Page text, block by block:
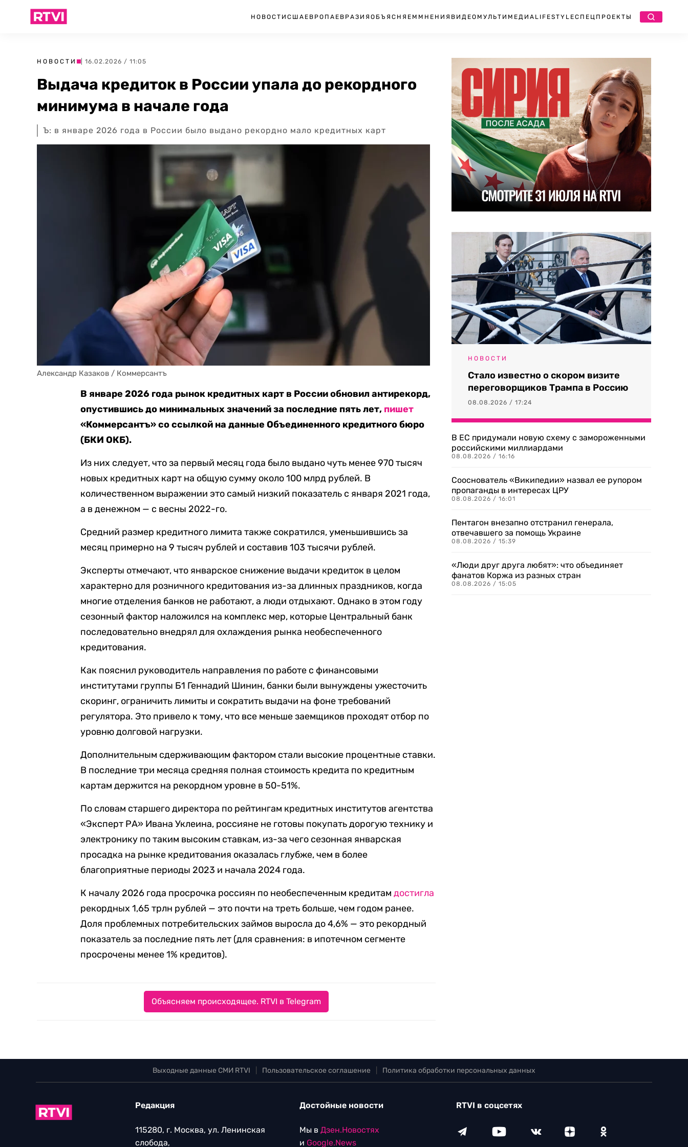
НОВОСТИ США ЕВРОПА ЕВРАЗИЯ ОБЪЯСНЯЕМ МНЕНИЯ ВИДЕО МУЛЬТИМЕДИА LIFESTYLEСПЕЦПРОЕКТЫ
НОВОСТИ | 16.02.2026 / 11:05
Выдача кредиток в России упала до рекордного
минимума в начале года
Ъ: в январе 2026 года в России было выдано рекордно мало кредитных карт
Александр Казаков / Коммерсантъ
В январе 2026 года рынок кредитных карт в России обновил антирекорд,
опустившись до минимальных значений за последние пять лет, пишет
«Коммерсантъ» со ссылкой на данные Объединенного кредитного бюро
(БКИ ОКБ).
Из них следует, что за первый месяц года было выдано чуть менее 970 тысяч
новых кредитных карт на общую сумму около 100 млрд рублей. В
количественном выражении это самый низкий показатель с января 2021 года,
а в денежном — с весны 2022-го.
Средний размер кредитного лимита также сократился, уменьшившись за
месяц примерно на 9 тысяч рублей и составив 103 тысячи рублей.
Эксперты отмечают, что январское снижение выдачи кредиток в целом
характерно для розничного кредитования из-за длинных праздников, когда
многие отделения банков не работают, а люди отдыхают. Однако в этом году
сезонный фактор наложился на комплекс мер, которые Центральный банк
последовательно внедрял для охлаждения рынка необеспеченного
кредитования.
Как пояснил руководитель направления по работе с финансовыми
институтами группы Б1 Геннадий Шинин, банки были вынуждены ужесточить
скоринг, ограничить лимиты и сократить выдачи на фоне требований
регулятора. Это привело к тому, что все меньше заемщиков проходят отбор по
уровню долговой нагрузки.
Дополнительным сдерживающим фактором стали высокие процентные ставки.
В последние три месяца средняя полная стоимость кредита по кредитным
картам держится на рекордном уровне в 50-51%.
По словам старшего директора по рейтингам кредитных институтов агентства
«Эксперт РА» Ивана Уклеина, россияне не готовы покупать дорогую технику и
электронику по таким высоким ставкам, из-за чего сезонная январская
просадка на рынке кредитования оказалась глубже, чем в более
благоприятные периоды 2023 и начала 2024 года.
К началу 2026 года просрочка россиян по необеспеченным кредитамдостигла
рекордных 1,65 трлн рублей — это почти на треть больше, чем годом ранее.
Доля проблемных потребительских займов выросла до 4,6% — это рекордный
показатель за последние пять лет (для сравнения: в ипотечном сегменте
просрочены менее 1% кредитов).
Объясняем происходящее. RTVI в Telegram
НОВОСТИ
Стало известно о скором визите
переговорщиков Трампа в Россию
08.08.2026 / 17:24
В ЕС придумали новую схему с замороженными
российскими миллиардами
08.08.2026 / 16:16
Сооснователь «Википедии» назвал ее рупором
пропаганды в интересах ЦРУ
08.08.2026 / 16:01
Пентагон внезапно отстранил генерала,
отвечавшего за помощь Украине
08.08.2026 / 15:39
«Люди друг друга любят»: что объединяет
фанатов Коржа из разных стран
08.08.2026 / 15:05
Выходные данные СМИ RTVI Пользовательское соглашение Политика обработки персональных данных
Редакция
115280, г. Москва, ул. Ленинская
слобода,
Достойные новости
Мы в Дзен.Новостях
и Google.News
RTVI в соцсетях